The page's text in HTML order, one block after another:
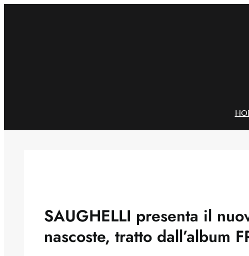
SAUGHELLI presenta il
nascoste, tratto dall’album